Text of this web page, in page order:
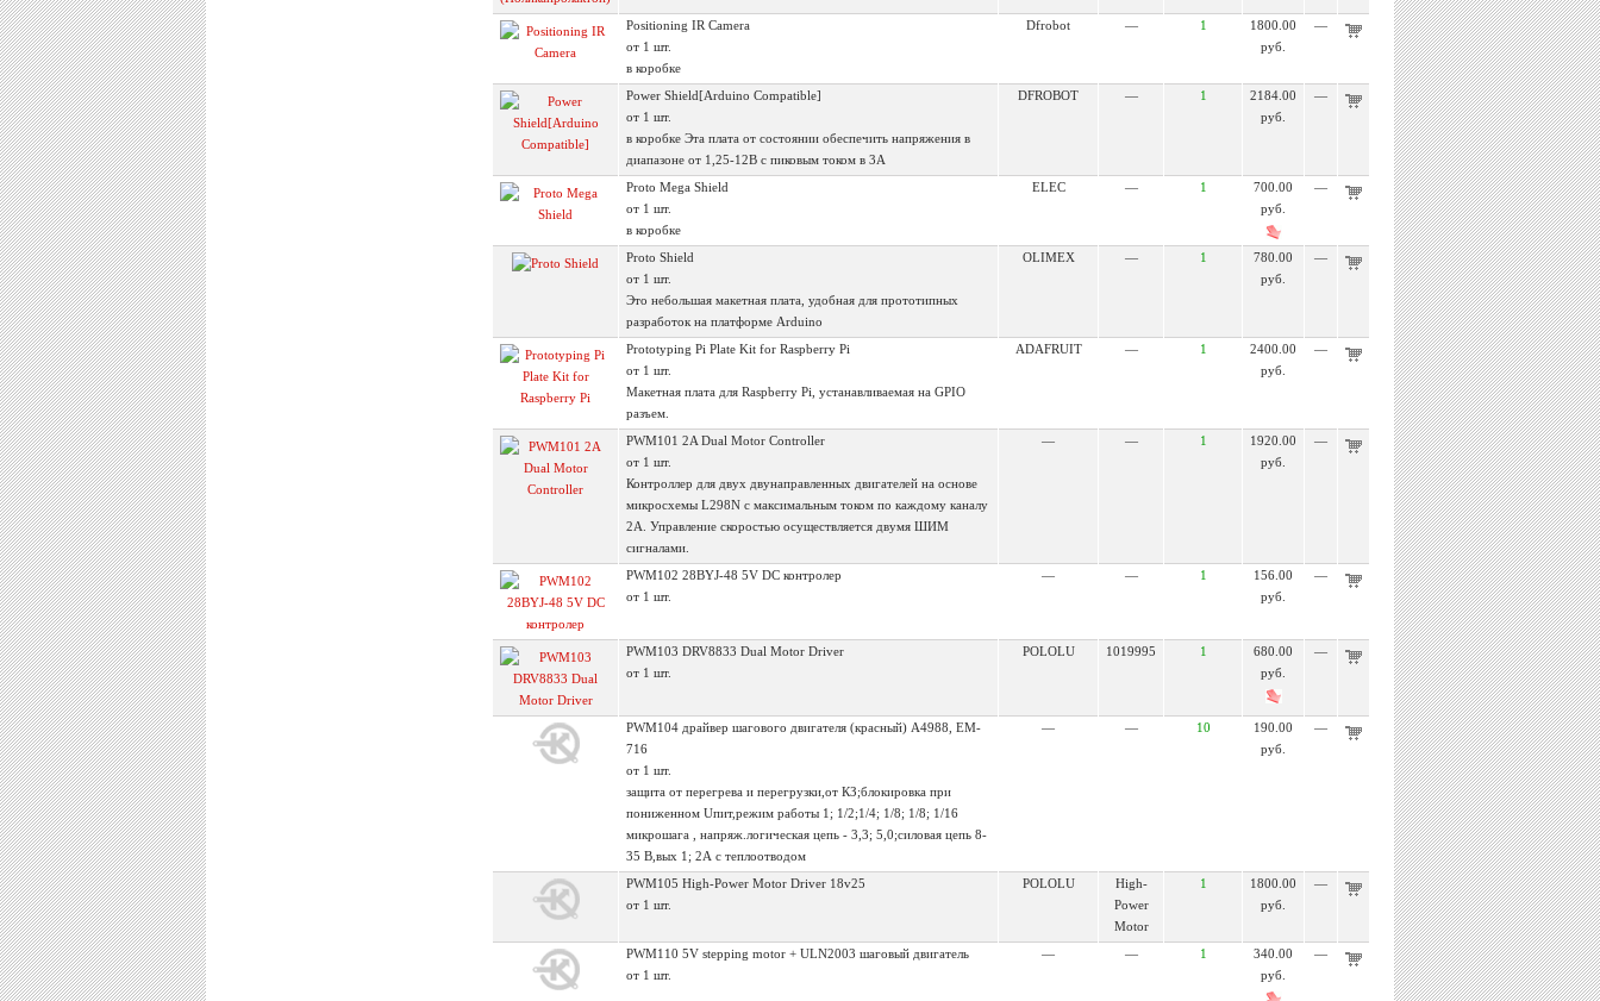
Positioning IR Camera
от 1 шт.
в коробке
Dfrobot — 1
1800.00
руб.
—
Power Shield[Arduino Compatible]
от 1 шт.
в коробке Эта плата от состоянии обеспечить напряжения в
диапазоне от 1,25-12В с пиковым током в 3А
DFROBOT — 1
2184.00
руб.
—
Proto Mega Shield
от 1 шт.
в коробке
ELEC — 1
700.00
руб.
—
Proto Shield
от 1 шт.
Это небольшая макетная плата, удобная для прототипных
разработок на платформе Arduino
OLIMEX — 1
780.00
руб.
—
Prototyping Pi Plate Kit for Raspberry Pi
от 1 шт.
Макетная плата для Raspberry Pi, устанавливаемая на GPIO
разъем.
ADAFRUIT — 1
2400.00
руб.
—
PWM101 2A Dual Motor Controller
от 1 шт.
Контроллер для двух двунаправленных двигателей на основе
микросхемы L298N с максимальным током по каждому каналу
2А. Управление скоростью осуществляется двумя ШИМ
сигналами.
— — 1
1920.00
руб.
—
PWM102 28BYJ-48 5V DC контролер
от 1 шт.
— — 1
156.00
руб.
—
PWM103 DRV8833 Dual Motor Driver
от 1 шт.
POLOLU 1019995 1
680.00
руб.
—
PWM104 драйвер шагового двигателя (красный) А4988, EM-
716
от 1 шт.
защита от перегрева и перегрузки,от КЗ;блокировка при
пониженном Uпит,режим работы 1; 1/2;1/4; 1/8; 1/8; 1/16
микрошага , напряж.логическая цепь - 3,3; 5,0;силовая цепь 8-
35 В,вых 1; 2А с теплоотводом
— — 10
190.00
руб.
—
PWM105 High-Power Motor Driver 18v25
от 1 шт.
POLOLU
High-
Power
Motor
1
1800.00
руб.
—
PWM110 5V stepping motor + ULN2003 шаговый двигатель
от 1 шт.
— — 1
340.00
руб.
—